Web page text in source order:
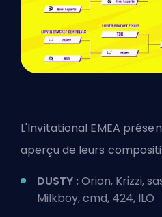
L'Invitational EMEA
aperçu de leurs
DUSTY :Orion, Krizzi,
Milkboy, cmd, 424, ILO